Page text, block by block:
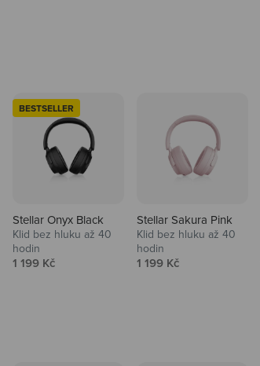
BESTSELLER
Stellar Onyx Black
Klid bez hluku až 40
hodin
Prodejní cena
1 199 Kč
Stellar Sakura Pink
Klid bez hluku až 40
hodin
Prodejní cena
1 199 Kč